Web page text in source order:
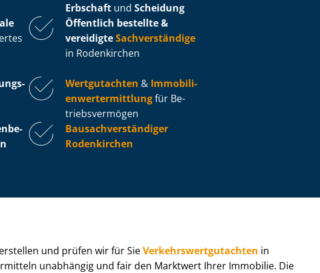
Erbschaft und Scheidung
Öffentlich bestellte &
vereidigteSachverständige
in Rodenkirchen
Wertgutachten & Im­mo­bi­li­
en­wert­ermitt­lungfür Be­
triebs­ver­mö­gen
Bau­sach­ver­stän­di­ger
Rodenkirchen
und prüfen wir für SieVer­kehrs­wert­gut­ach­ten in
unabhängig und fair den Marktwert Ihrer Immobilie. Die